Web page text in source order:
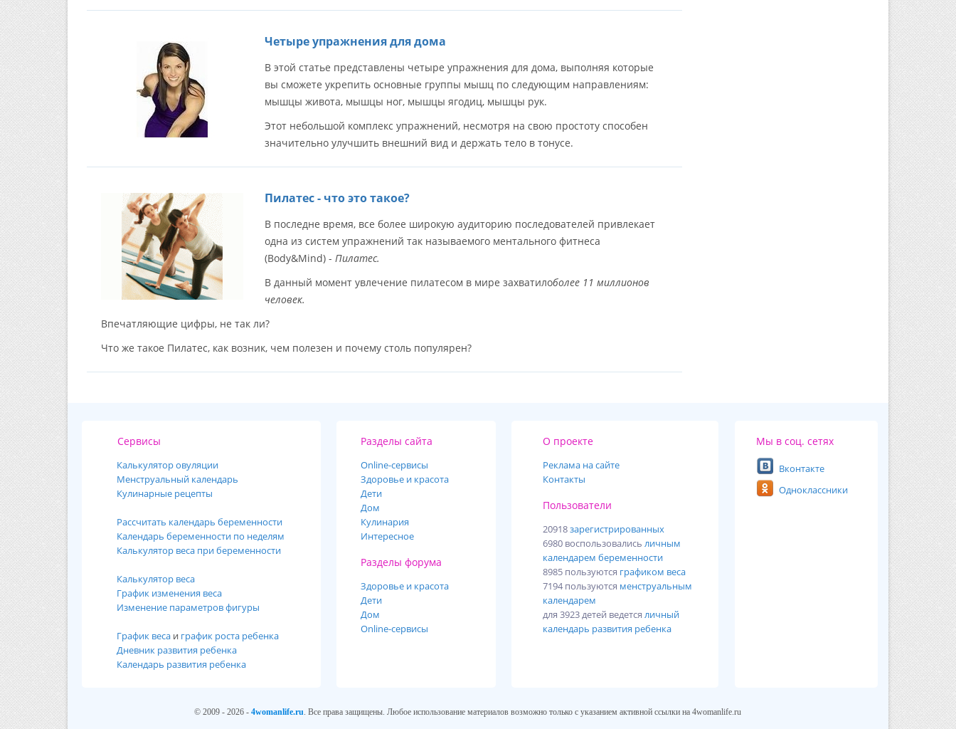
Четыре упражнения для дома
В этой статье представлены четыре упражнения для дома, выполняя которые
вы сможете укрепить основные группы мышц по следующим направлениям:
мышцы живота, мышцы ног, мышцы ягодиц, мышцы рук.
Этот небольшой комплекс упражнений, несмотря на свою простоту способен
значительно улучшить внешний вид и держать тело в тонусе.
Пилатес - что это такое?
В последне время, все более широкую аудиторию последователей привлекает
одна из систем упражнений так называемого ментального фитнеса
(Body&Mind) - Пилатес.
В данный момент увлечение пилатесом в мире захватилоболее 11 миллионов
человек.
Впечатляющие цифры, не так ли?
Что же такое Пилатес, как возник, чем полезен и почему столь популярен?
Сервисы
Калькулятор овуляции
Менструальный календарь
Кулинарные рецепты
Рассчитать календарь беременности
Календарь беременности по неделям
Калькулятор веса при беременности
Калькулятор веса
График изменения веса
Изменение параметров фигуры
График веса и график роста ребенка
Дневник развития ребенка
Календарь развития ребенка
Разделы сайта
Online-cервисы
Здоровье и красота
Дети
Дом
Кулинария
Интересное
Разделы форума
Здоровье и красота
Дети
Дом
Online-сервисы
О проекте
Реклама на сайте
Контакты
Пользователи
20918зарегистрированных
6980 воспользовались личным
календарем беременности
8985 пользуются графиком веса
7194 пользуются менструальным
календарем
для 3923 детей ведется личный
календарь развития ребенка
Мы в соц. сетях
Вконтакте
Одноклассники
© 2009 - 2026 - 4womanlife.ru. Все права защищены. Любое использование материалов возможно только с указанием активной ссылки на 4womanlife.ru